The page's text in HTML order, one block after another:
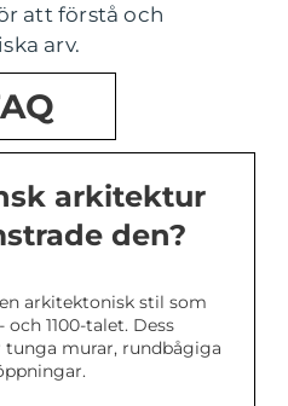
att förstå och
arv.
arkitektur
den?
arkitektonisk stil som
1100-talet. Dess
tunga murar, rundbågiga